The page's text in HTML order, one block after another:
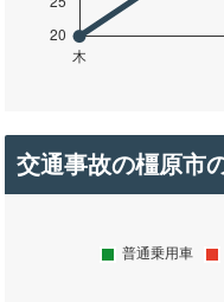
交通事故の橿原市